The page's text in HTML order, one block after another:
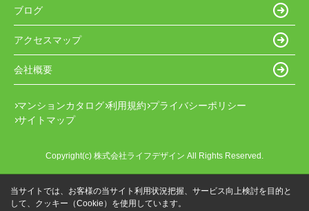
ブログ
アクセスマップ
会社概要
マンションカタログ 利用規約 プライバシーポリシー
サイトマップ
Copyright(c) 株式会社ライフデザイン All Rights Reserved.
当サイトでは、お客様の当サイト利用状況把握、サービス向上検討を目的と
して、クッキー（Cookie）を使用しています。